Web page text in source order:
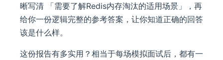
晰写清 「需要了解Redis内存淘汰的适用场景」，再
给你一份逻辑完整的参考答案，让你知道正确的回答
该是什么样。
这份报告有多实用？相当于每场模拟面试后，都有一